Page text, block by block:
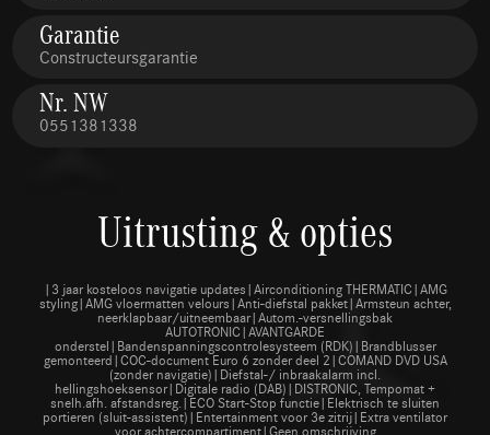
Garantie
Constructeursgarantie
Nr. NW
0551381338
Uitrusting & opties
|3 jaar kosteloos navigatie updates|Airconditioning THERMATIC|AMG
styling|AMG vloermatten velours|Anti-diefstal pakket|Armsteun achter,
neerklapbaar/uitneembaar|Autom.-versnellingsbak
AUTOTRONIC|AVANTGARDE
onderstel|Bandenspanningscontrolesysteem (RDK)|Brandblusser
gemonteerd|COC-document Euro 6 zonder deel 2|COMAND DVD USA
(zonder navigatie)|Diefstal-/ inbraakalarm incl.
hellingshoeksensor|Digitale radio (DAB)|DISTRONIC, Tempomat +
snelh.afh. afstandsreg.|ECO Start-Stop functie|Elektrisch te sluiten
portieren (sluit-assistent)|Entertainment voor 3e zitrij|Extra ventilator
voor achtercompartiment|Geen omschrijving